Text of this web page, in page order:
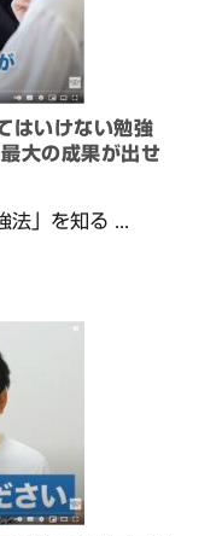
はいけない勉強
大の成果が出せ
」を知る ...